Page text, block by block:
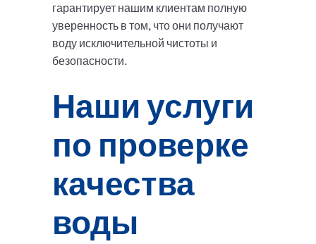
гарантирует нашим клиентам полную
уверенность в том, что они получают
воду исключительной чистоты и
безопасности.
Наши услуги
по проверке
качества
воды